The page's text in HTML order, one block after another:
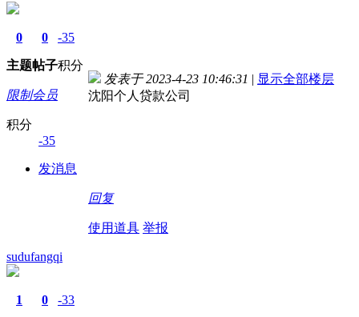
0
主题
0
帖子
-35
积分
限制会员
积分
-35
发消息
发表于 2023-4-23 10:46:31 | 显示全部楼层
沈阳个人贷款公司
回复
使用道具 举报
sudufangqi
1 0 -33